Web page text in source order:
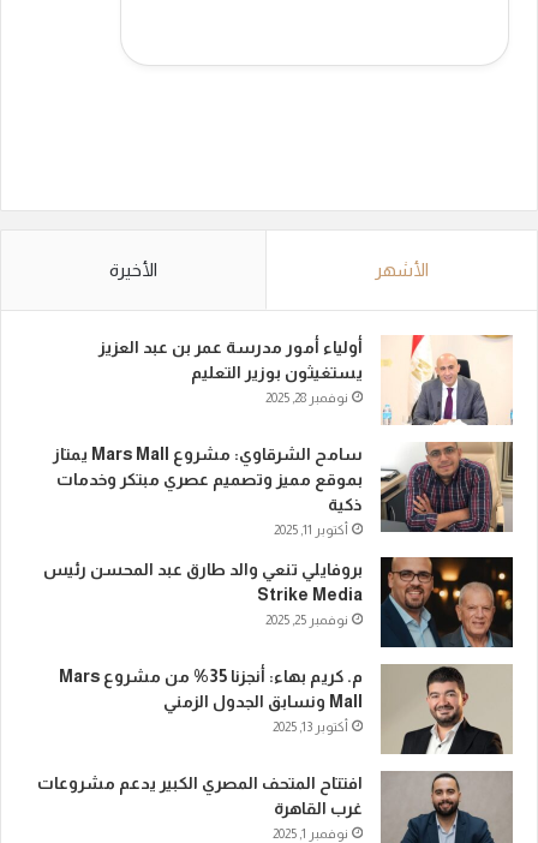
الأشهر الأخيرة
أولياء أمور مدرسة عمر بن عبد العزيز
يستغيثون بوزير التعليم
نوفمبر 28, 2025
سامح الشرقاوي: مشروع Mars Mall يمتاز
بموقع مميز وتصميم عصري مبتكر وخدمات
ذكية
أكتوبر 11, 2025
بروفايلي تنعي والد طارق عبد المحسن رئيس
Strike Media
نوفمبر 25, 2025
م. كريم بهاء: أنجزنا 35% من مشروع Mars
Mall ونسابق الجدول الزمني
أكتوبر 13, 2025
افتتاح المتحف المصري الكبير يدعم مشروعات
غرب القاهرة
نوفمبر 1, 2025